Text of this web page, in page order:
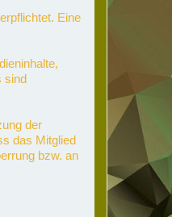
Eine
sind
der
das Mitglied
bzw. an